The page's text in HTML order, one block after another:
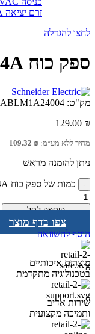
לחצו להגדלה
ספק כוח 240VAC/24VDC 0.4A
מק"ט: ABLM1A24004
129.00 ₪
מחיר ללא מע״מ: 109.32 ₪
ניתן להזמנה מראש
כמות של ספק כוח 240VAC/24VDC 0.4A
הוספה לסל
צפו בדף מוצר
הוסף להשוואה
מוצרים איכותיים
בטכנולוגיה מתקדמת
שירות אדיב
ותמיכה מקצועית